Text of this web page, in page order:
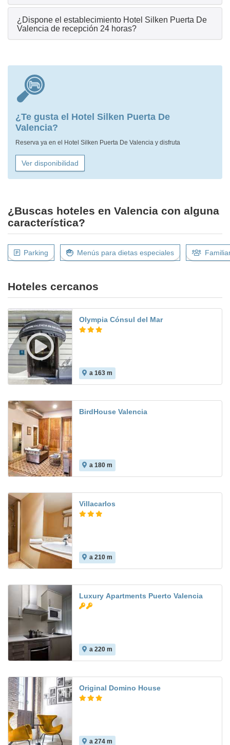
¿Dispone el establecimiento Hotel Silken Puerta De
Valencia de recepción 24 horas?
¿Te gusta el Hotel Silken Puerta De
Valencia?
Reserva ya en el Hotel Silken Puerta De Valencia y disfruta
Ver disponibilidad
¿Buscas hoteles en Valencia con alguna
característica?
Parking Menús para dietas especiales
Hoteles cercanos
Olympia Cónsul del Mar
a 163 m
BirdHouse Valencia
a 180 m
Villacarlos
a 210 m
Luxury Apartments Puerto Valencia
a 220 m
Original Domino House
a 274 m